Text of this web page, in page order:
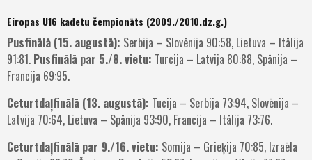
Eiropas U16 kadetu čempionāts (2009./2010.dz.g.)
Pusfinālā (15. augustā): Serbija – Slovēnija 90:58, Lietuva – Itālija
91:81. Pusfinālā par 5./8. vietu: Turcija – Latvija 80:88, Spānija –
Francija 69:95.
Ceturtdaļfinālā (13. augustā): Tucija – Serbija 73:94, Slovēnija –
Latvija 70:64, Lietuva – Spānija 93:90, Francija – Itālija 73:76.
Ceturtdaļfinālā par 9./16. vietu: Somija – Grieķija 70:85, Izraēla